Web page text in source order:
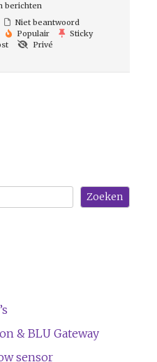
berichten
Niet beantwoord
Populair
Sticky
Privé
Zoeken
& BLU Gateway
sensor